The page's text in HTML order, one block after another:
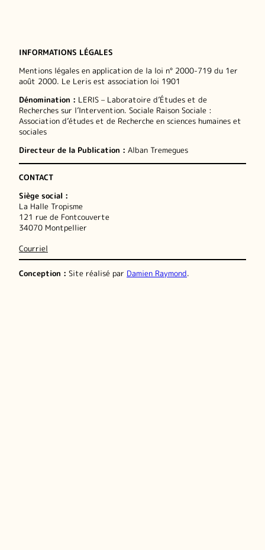
INFORMATIONS LÉGALES
Mentions légales en application de la loi n° 2000-719 du 1er
août 2000. Le Leris est association loi 1901
Dénomination : LERIS – Laboratoire d’Études et de
Recherches sur l’Intervention. Sociale Raison Sociale :
Association d’études et de Recherche en sciences humaines et
sociales
Directeur de la Publication : Alban Tremegues
CONTACT
Siège social :
La Halle Tropisme
121 rue de Fontcouverte
34070 Montpellier
Courriel
Conception : Site réalisé par Damien Raymond.